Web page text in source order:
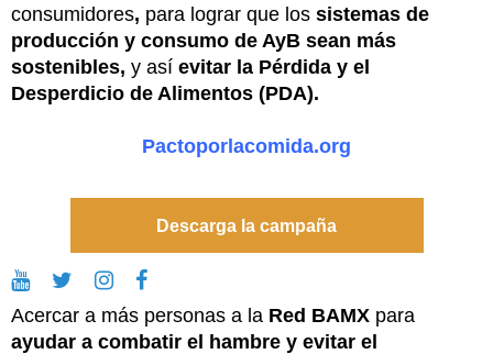
consumidores, para lograr que los sistemas de
producción y consumo de AyB sean más
sostenibles, y así evitar la Pérdida y el
Desperdicio de Alimentos (PDA).
Pactoporlacomida.org
Descarga la campaña
Acercar a más personas a la Red BAMX para
ayudar a combatir el hambre y evitar el